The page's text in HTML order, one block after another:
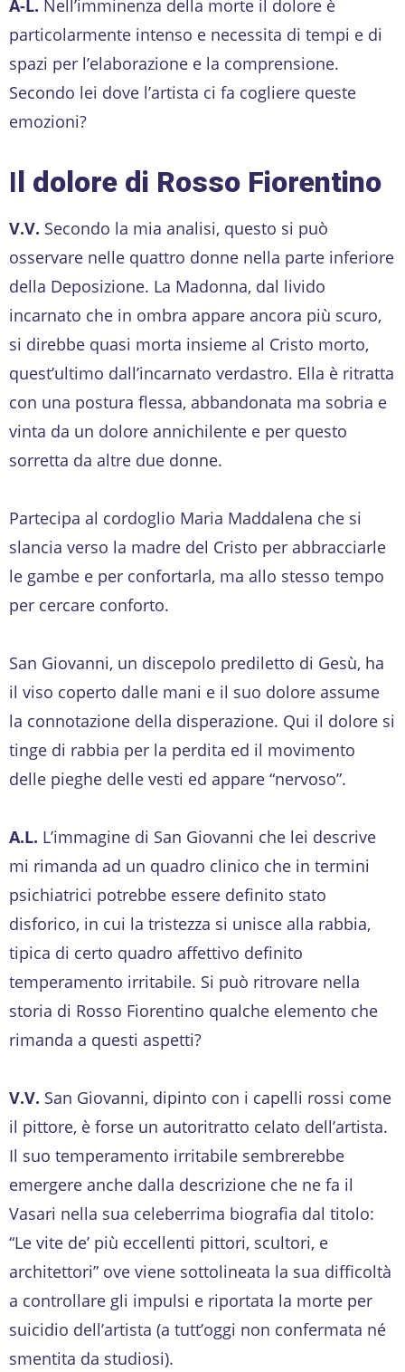
A-L. Nell’imminenza della morte il dolore è
particolarmente intenso e necessita di tempi e di
spazi per l’elaborazione e la comprensione.
Secondo lei dove l’artista ci fa cogliere queste
emozioni?
Il dolore di Rosso Fiorentino
V.V. Secondo la mia analisi, questo si può
osservare nelle quattro donne nella parte inferiore
della Deposizione. La Madonna, dal livido
incarnato che in ombra appare ancora più scuro,
si direbbe quasi morta insieme al Cristo morto,
quest’ultimo dall’incarnato verdastro. Ella è ritratta
con una postura flessa, abbandonata ma sobria e
vinta da un dolore annichilente e per questo
sorretta da altre due donne.
Partecipa al cordoglio Maria Maddalena che si
slancia verso la madre del Cristo per abbracciarle
le gambe e per confortarla, ma allo stesso tempo
per cercare conforto.
San Giovanni, un discepolo prediletto di Gesù, ha
il viso coperto dalle mani e il suo dolore assume
la connotazione della disperazione. Qui il dolore si
tinge di rabbia per la perdita ed il movimento
delle pieghe delle vesti ed appare “nervoso”.
A.L. L’immagine di San Giovanni che lei descrive
mi rimanda ad un quadro clinico che in termini
psichiatrici potrebbe essere definito stato
disforico, in cui la tristezza si unisce alla rabbia,
tipica di certo quadro affettivo definito
temperamento irritabile. Si può ritrovare nella
storia di Rosso Fiorentino qualche elemento che
rimanda a questi aspetti?
V.V. San Giovanni, dipinto con i capelli rossi come
il pittore, è forse un autoritratto celato dell’artista.
Il suo temperamento irritabile sembrerebbe
emergere anche dalla descrizione che ne fa il
Vasari nella sua celeberrima biografia dal titolo:
“Le vite de’ più eccellenti pittori, scultori, e
architettori” ove viene sottolineata la sua difficoltà
a controllare gli impulsi e riportata la morte per
suicidio dell’artista (a tutt’oggi non confermata né
smentita da studiosi).